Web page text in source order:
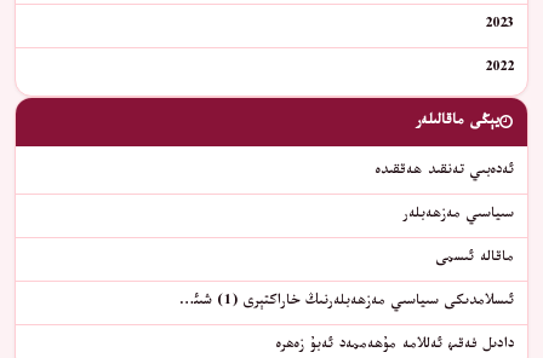
2023
2022
يېڭى ماقالىلەر
ئەدەبىي تەنقىد ھەققىدە
سىياسىي مەزھەبلەر
ماقالە ئىسمى
ئىسلامدىكى سىياسىي مەزھەبلەرنىڭ خاراكتېرى (1) شىئ…
دادىل فەقىھ ئەللامە مۇھەممەد ئەبۇ زەھرە